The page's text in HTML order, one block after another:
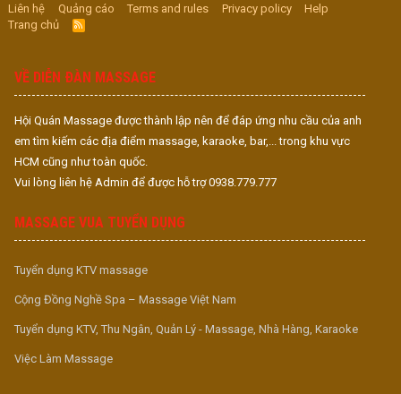
Liên hệ
Quảng cáo Terms and rules Privacy policy
Help
Trang chủ
R
S
VỀ DIỄN ĐÀN MASSAGE
Hội Quán Massage được thành lập nên để đáp ứng nhu cầu của anh
em tìm kiếm các địa điểm massage, karaoke, bar,... trong khu vực
HCM cũng như toàn quốc.
Vui lòng liên hệ Admin để được hỗ trợ 0938.779.777
MASSAGE VUA TUYỂN DỤNG
Tuyển dụng KTV massage
Cộng Đồng Nghề Spa – Massage Việt Nam
Tuyển dụng KTV, Thu Ngân, Quản Lý - Massage, Nhà Hàng, Karaoke
Việc Làm Massage